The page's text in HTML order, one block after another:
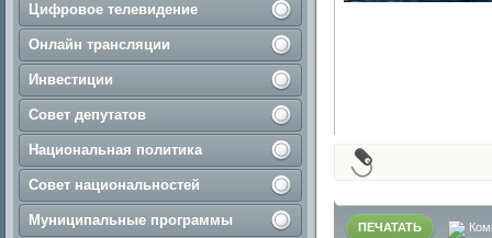
Цифровое телевидение
Онлайн трансляции
Инвестиции
Совет депутатов
Национальная политика
Совет национальностей
Муниципальные программы ПЕЧАТАТЬ